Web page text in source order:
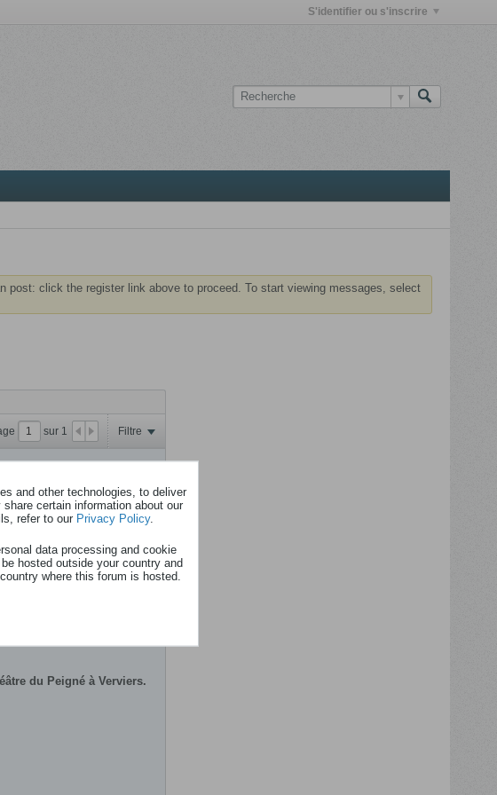
S'identifier ou s'inscrire
post: click the register link above to proceed. To start viewing messages, select
sur 1 Filtre
https://www.rtbf.be/article/remportez-vos-places-pour-le-concert-de-johan-dupont-et-julie-mossay-dans-le-cadre-de-jazz-a-verviers-2025-11587560
et bien plus
du Peigné à Verviers.
and other technologies, to deliver
certain information about our
refer to our Privacy Policy.
data processing and cookie
hosted outside your country and
where this forum is hosted.